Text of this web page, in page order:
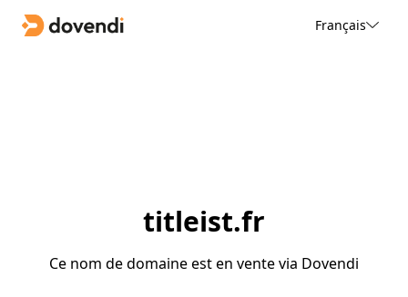
Français
titleist.fr
Ce nom de domaine est en vente via Dovendi